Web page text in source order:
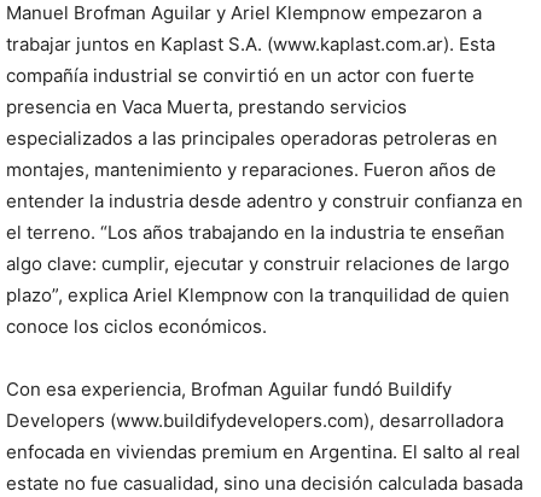
Manuel Brofman Aguilar y Ariel Klempnow empezaron a
trabajar juntos en Kaplast S.A. (www.kaplast.com.ar). Esta
compañía industrial se convirtió en un actor con fuerte
presencia en Vaca Muerta, prestando servicios
especializados a las principales operadoras petroleras en
montajes, mantenimiento y reparaciones. Fueron años de
entender la industria desde adentro y construir confianza en
el terreno. “Los años trabajando en la industria te enseñan
algo clave: cumplir, ejecutar y construir relaciones de largo
plazo”, explica Ariel Klempnow con la tranquilidad de quien
conoce los ciclos económicos.
Con esa experiencia, Brofman Aguilar fundó Buildify
Developers (www.buildifydevelopers.com), desarrolladora
enfocada en viviendas premium en Argentina. El salto al real
estate no fue casualidad, sino una decisión calculada basada